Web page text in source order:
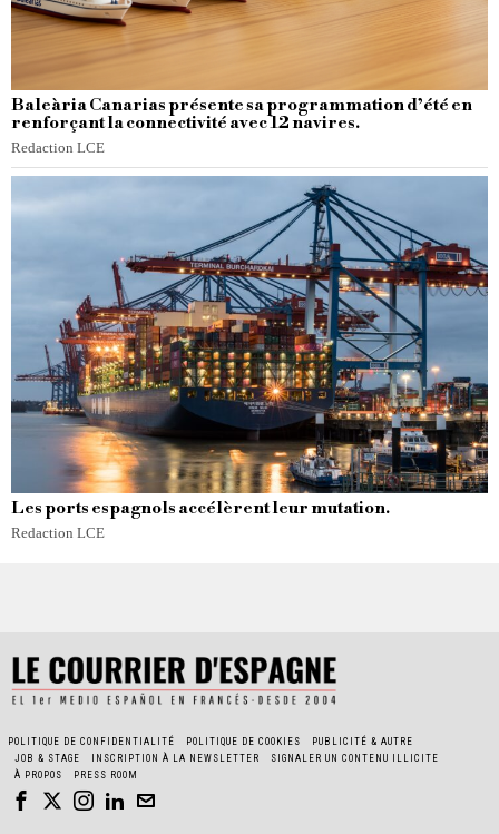
Baleària Canarias présente sa programmation d’été en
renforçant la connectivité avec 12 navires.
Redaction LCE
Les ports espagnols accélèrent leur mutation.
Redaction LCE
POLITIQUE DE CONFIDENTIALITÉ POLITIQUE DE COOKIES
PUBLICITÉ & AUTRE
JOB & STAGE
INSCRIPTION À LA NEWSLETTER
SIGNALER UN CONTENU ILLICITE
À PROPOS
PRESS ROOM